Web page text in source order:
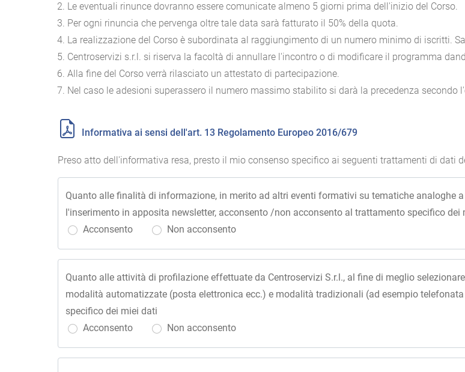
Le eventuali rinunce dovranno essere comunicate almeno 5 giorni prima dell'inizio del Corso.
Per ogni rinuncia che pervenga oltre tale data sarà fatturato il 50% della quota.
La realizzazione del Corso è subordinata al raggiungimento di un numero minimo di iscritti.
Centroservizi s.r.l. si riserva la facoltà di annullare l'incontro o di modificare il programma
Alla fine del Corso verrà rilasciato un attestato di partecipazione.
Nel caso le adesioni superassero il numero massimo stabilito si darà la precedenza secondo
Informativa ai sensi dell'art. 13 Regolamento Europeo 2016/679
Preso atto dell'informativa resa, presto il mio consenso specifico ai seguenti trattamenti di dati
Quanto alle finalità di informazione, in merito ad altri eventi formativi su tematiche analoghe
l'inserimento in apposita newsletter, acconsento /non acconsento al trattamento specifico dei
Acconsento
Non acconsento
Quanto alle attività di profilazione effettuate da Centroservizi S.r.l., al fine di meglio
modalità automatizzate (posta elettronica ecc.) e modalità tradizionali (ad esempio
specifico dei miei dati
Acconsento
Non acconsento